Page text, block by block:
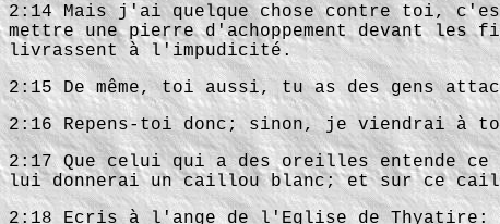
2:14 Mais j'ai quelque chose contre toi,
mettre une pierre d'achoppement devant
livrassent à l'impudicité.
2:15 De même, toi aussi, tu as des gens
2:16 Repens-toi donc; sinon, je viendrai à
2:17 Que celui qui a des oreilles entende
lui donnerai un caillou blanc; et sur ce
2:18 Ecris à l'ange de l'Eglise de Thyatire: